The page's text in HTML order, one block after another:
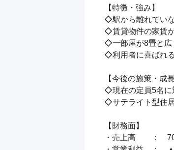
【特徴・強み】
◇駅から離れてい
◇賃貸物件の家賃
◇一部屋が8畳と広
◇利用者に喜ばれ
【今後の施策・成
◇現在の定員5名に
◇サテライト型住
【財務面】
・売上高　　：　